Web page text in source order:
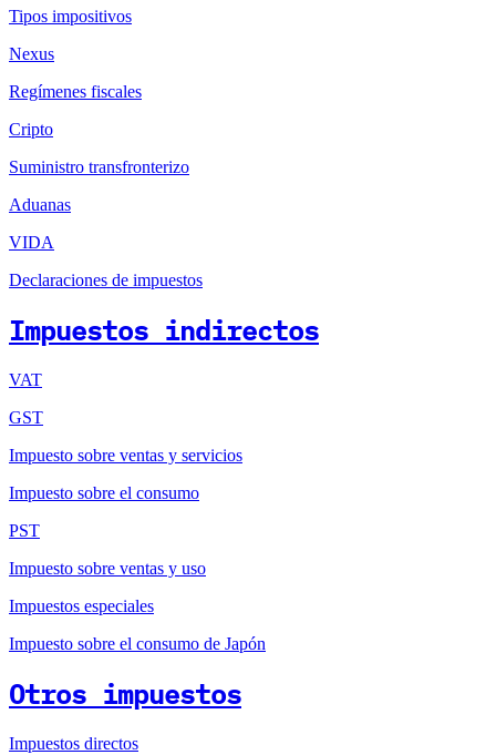
Tipos impositivos
Nexus
Regímenes fiscales
Cripto
Suministro transfronterizo
Aduanas
VIDA
Declaraciones de impuestos
Impuestos indirectos
VAT
GST
Impuesto sobre ventas y servicios
Impuesto sobre el consumo
PST
Impuesto sobre ventas y uso
Impuestos especiales
Impuesto sobre el consumo de Japón
Otros impuestos
Impuestos directos